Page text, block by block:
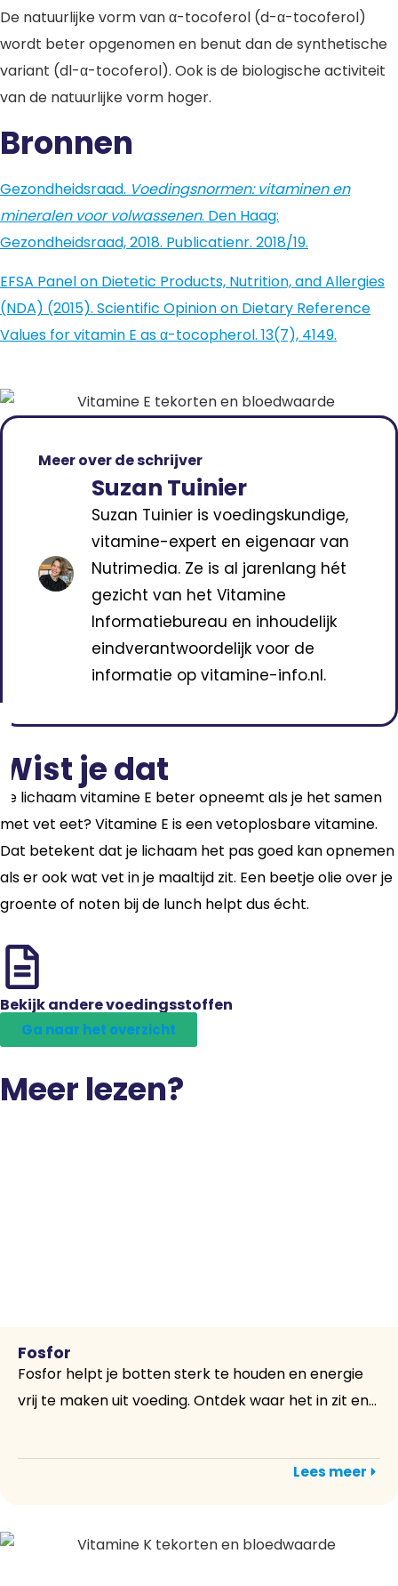
De natuurlijke vorm van α-tocoferol (d-α-tocoferol)
wordt beter opgenomen en benut dan de synthetische
variant (dl-α-tocoferol). Ook is de biologische activiteit
van de natuurlijke vorm hoger.
Bronnen
Gezondheidsraad. Voedingsnormen: vitaminen en
mineralen voor volwassenen. Den Haag:
Gezondheidsraad, 2018. Publicatienr. 2018/19.
EFSA Panel on Dietetic Products, Nutrition, and Allergies
(NDA) (2015). Scientific Opinion on Dietary Reference
Values for vitamin E as α-tocopherol. 13(7), 4149.
Meer over de schrijver
Suzan Tuinier
Suzan Tuinier is voedingskundige,
vitamine-expert en eigenaar van
Nutrimedia. Ze is al jarenlang hét
gezicht van het Vitamine
Informatiebureau en inhoudelijk
eindverantwoordelijk voor de
informatie op vitamine-info.nl.
Wist je dat
Je lichaam vitamine E beter opneemt als je het samen
met vet eet? Vitamine E is een vetoplosbare vitamine.
Dat betekent dat je lichaam het pas goed kan opnemen
als er ook wat vet in je maaltijd zit. Een beetje olie over je
groente of noten bij de lunch helpt dus écht.
Bekijk andere voedingsstoffen
Ga naar het overzicht
Meer lezen?
Fosfor
Fosfor helpt je botten sterk te houden en energie
vrij te maken uit voeding. Ontdek waar het in zit en...
Lees meer